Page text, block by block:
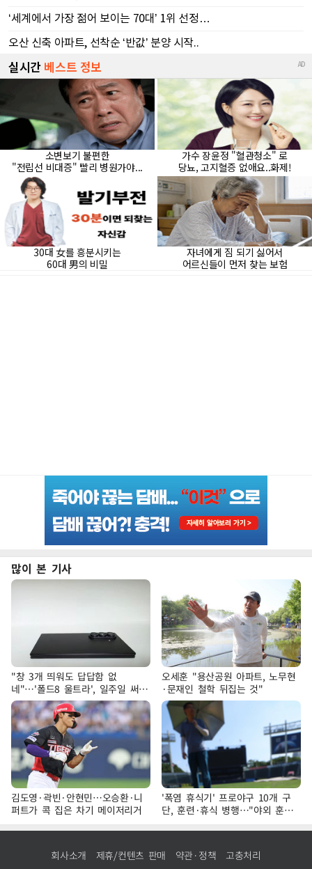
많이 본 기사
"창 3개 띄워도 답답함 없
네"…'폴드8 울트라', 일주일 써보
니
오세훈 "용산공원 아파트, 노무현
·문재인 철학 뒤집는 것"
김도영·곽빈·안현민…오승환·니
퍼트가 콕 집은 차기 메이저리거
'폭염 휴식기' 프로야구 10개 구
단, 훈련·휴식 병행…"야외 훈련
해도 안전 최우선"
회사소개 제휴/컨텐츠 판매 약관·정책 고충처리